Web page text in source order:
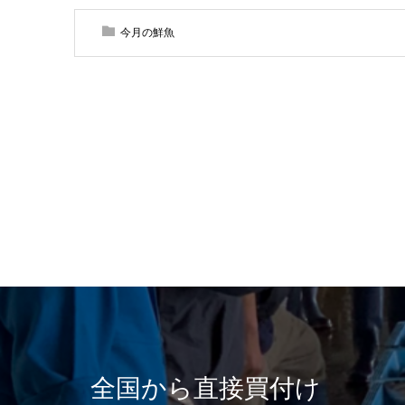
今月の鮮魚
全国から直接買付け